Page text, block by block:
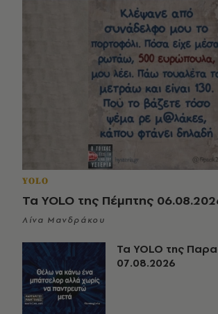
YOLO
Τα YOLO της Πέμπτης
Λίνα Μανδράκου
Τα YOLO της
07.08.2026